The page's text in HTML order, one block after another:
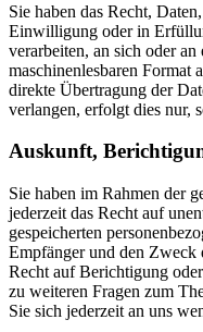
Sie haben das Recht,
Einwilligung oder in
verarbeiten, an sich oder
maschinenlesbaren Format
direkte Übertragung der
verlangen, erfolgt dies nur,
Auskunft,
Sie haben im Rahmen der
jederzeit das Recht auf
gespeicherten
Empfänger und den Zweck
Recht auf Berichtigung
zu weiteren Fragen zum
Sie sich jederzeit an uns